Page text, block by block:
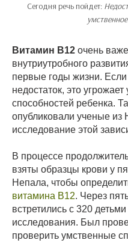
Сегодня речь пойдет:
Витамин В12 очень
внутриутробного
первые годы жизни. Если
недостаток, это
способностей ребенка.
опубликовали ученые из
исследование этой
В процессе
взяты образцы крови у
Непала, чтобы
витамина В12. Через
встретились с 320
исследования. Был
проверить умственные